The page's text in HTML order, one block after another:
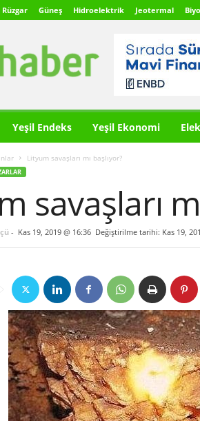
Rüzgar Güneş Hidroelektrik Jeotermal
Yeşil Endeks Yeşil Ekonomi
Lityum savaşları mı başlıyor?
savaşları
- Kas 19, 2019 @ 16:36 Değiştirilme tarihi: Kas 19,